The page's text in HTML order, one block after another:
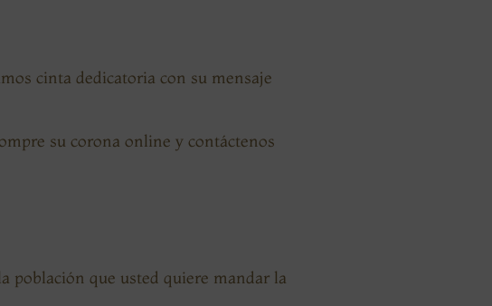
cinta dedicatoria con su mensaje
su corona online y contáctenos
población que usted quiere mandar la